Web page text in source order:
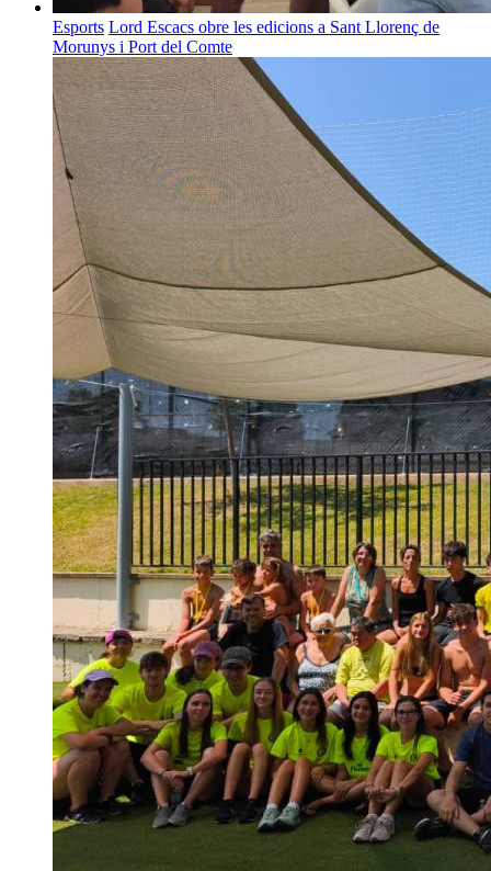
Esports Lord Escacs obre les edicions a Sant Llorenç de
Morunys i Port del Comte